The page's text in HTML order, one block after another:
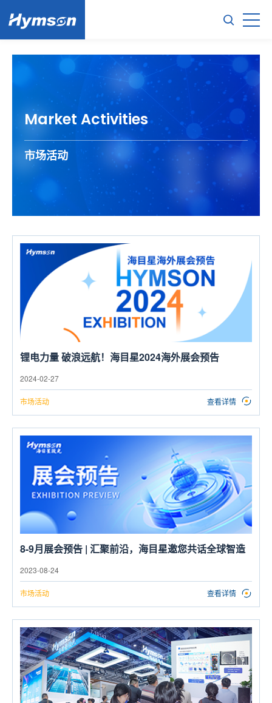
Market Activities
市场活动
锂电力量 破浪远航！海目星2024海外展会预告
2024-02-27
市场活动 查看详情
8-9月展会预告 | 汇聚前沿，海目星邀您共话全球智造
2023-08-24
市场活动 查看详情